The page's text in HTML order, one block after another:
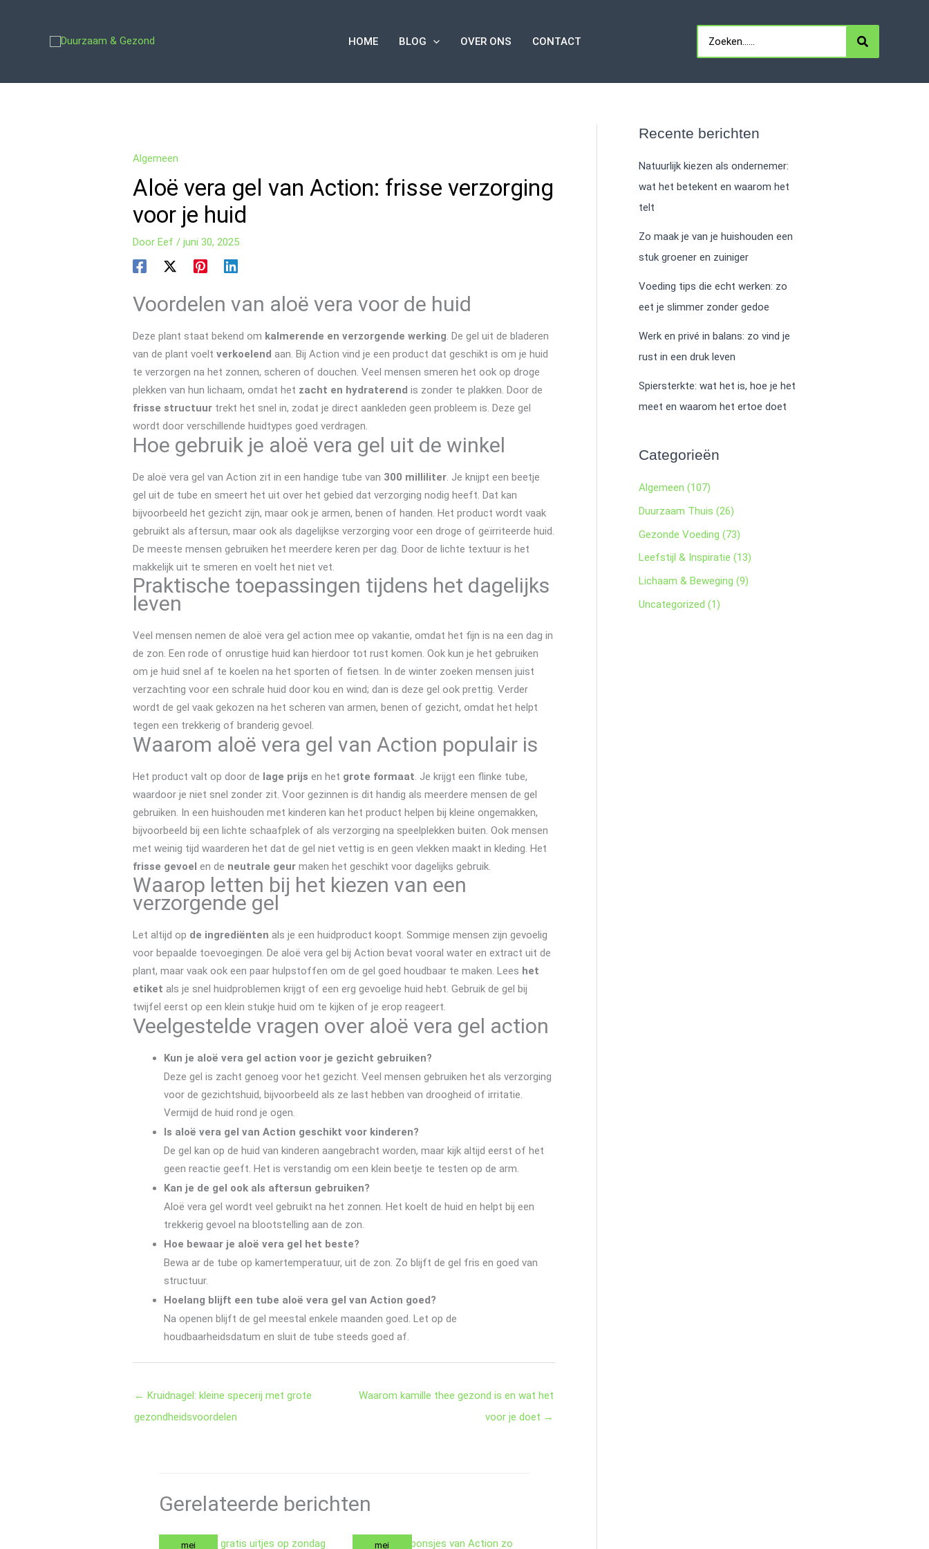
HOME BLOG OVER ONS CONTACT
for:
Algemeen
Aloë vera gel van Action: frisse verzorging
voor je huid
Door Eef / juni 30, 2025
Voordelen van aloë vera voor de huid
Deze plant staat bekend om kalmerende en verzorgende werking. De gel uit de bladeren
van de plant voelt verkoelend aan. Bij Action vind je een product dat geschikt is om je huid
te verzorgen na het zonnen, scheren of douchen. Veel mensen smeren het ook op droge
plekken van hun lichaam, omdat het zacht en hydraterend is zonder te plakken. Door de
frisse structuur trekt het snel in, zodat je direct aankleden geen probleem is. Deze gel
wordt door verschillende huidtypes goed verdragen.
Hoe gebruik je aloë vera gel uit de winkel
De aloë vera gel van Action zit in een handige tube van 300 milliliter . Je knijpt een beetje
gel uit de tube en smeert het uit over het gebied dat verzorging nodig heeft. Dat kan
bijvoorbeeld het gezicht zijn, maar ook je armen, benen of handen. Het product wordt vaak
gebruikt als aftersun, maar ook als dagelijkse verzorging voor een droge of geïrriteerde huid.
De meeste mensen gebruiken het meerdere keren per dag. Door de lichte textuur is het
makkelijk uit te smeren en voelt het niet vet.
Praktische toepassingen tijdens het dagelijks
leven
Veel mensen nemen de aloë vera gel action mee op vakantie, omdat het fijn is na een dag in
de zon. Een rode of onrustige huid kan hierdoor tot rust komen. Ook kun je het gebruiken
om je huid snel af te koelen na het sporten of fietsen. In de winter zoeken mensen juist
verzachting voor een schrale huid door kou en wind; dan is deze gel ook prettig. Verder
wordt de gel vaak gekozen na het scheren van armen, benen of gezicht, omdat het helpt
tegen een trekkerig of branderig gevoel.
Waarom aloë vera gel van Action populair is
Het product valt op door de lage prijs en het grote formaat . Je krijgt een flinke tube,
waardoor je niet snel zonder zit. Voor gezinnen is dit handig als meerdere mensen de gel
gebruiken. In een huishouden met kinderen kan het product helpen bij kleine ongemakken,
bijvoorbeeld bij een lichte schaafplek of als verzorging na speelplekken buiten. Ook mensen
met weinig tijd waarderen het dat de gel niet vettig is en geen vlekken maakt in kleding. Het
frisse gevoel en de neutrale geur maken het geschikt voor dagelijks gebruik.
Waarop letten bij het kiezen van een
verzorgende gel
Let altijd op de ingrediënten als je een huidproduct koopt. Sommige mensen zijn gevoelig
voor bepaalde toevoegingen. De aloë vera gel bij Action bevat vooral water en extract uit de
plant, maar vaak ook een paar hulpstoffen om de gel goed houdbaar te maken. Lees het
etiket als je snel huidproblemen krijgt of een erg gevoelige huid hebt. Gebruik de gel bij
twijfel eerst op een klein stukje huid om te kijken of je erop reageert.
Veelgestelde vragen over aloë vera gel action
Kun je aloë vera gel action voor je gezicht gebruiken?
Deze gel is zacht genoeg voor het gezicht. Veel mensen gebruiken het als verzorging
voor de gezichtshuid, bijvoorbeeld als ze last hebben van droogheid of irritatie.
Vermijd de huid rond je ogen.
Is aloë vera gel van Action geschikt voor kinderen?
De gel kan op de huid van kinderen aangebracht worden, maar kijk altijd eerst of het
geen reactie geeft. Het is verstandig om een klein beetje te testen op de arm.
Kan je de gel ook als aftersun gebruiken?
Aloë vera gel wordt veel gebruikt na het zonnen. Het koelt de huid en helpt bij een
trekkerig gevoel na blootstelling aan de zon.
Hoe bewaar je aloë vera gel het beste?
Bewa ar de tube op kamertemperatuur, uit de zon. Zo blijft de gel fris en goed van
structuur.
Hoelang blijft een tube aloë vera gel van Action goed?
Na openen blijft de gel meestal enkele maanden goed. Let op de
houdbaarheidsdatum en sluit de tube steeds goed af.
← Kruidnagel: kleine specerij met grote
gezondheidsvoordelen
Waarom kamille thee gezond is en wat het
voor je doet →
Gerelateerde berichten
mei mei
Recente berichten
Natuurlijk kiezen als ondernemer:
wat het betekent en waarom het
telt
Zo maak je van je huishouden een
stuk groener en zuiniger
Voeding tips die echt werken: zo
eet je slimmer zonder gedoe
Werk en privé in balans: zo vind je
rust in een druk leven
Spiersterkte: wat het is, hoe je het
meet en waarom het ertoe doet
Categorieën
Algemeen (107)
Duurzaam Thuis (26)
Gezonde Voeding (73)
Leefstijl & Inspiratie (13)
Lichaam & Beweging (9)
Uncategorized (1)